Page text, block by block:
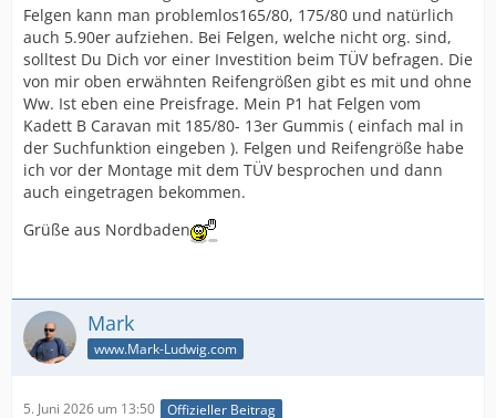
Felgen kann man problemlos165/80, 175/80 und natürlich
auch 5.90er aufziehen. Bei Felgen, welche nicht org. sind,
solltest Du Dich vor einer Investition beim TÜV befragen. Die
von mir oben erwähnten Reifengrößen gibt es mit und ohne
Ww. Ist eben eine Preisfrage. Mein P1 hat Felgen vom
Kadett B Caravan mit 185/80- 13er Gummis ( einfach mal in
der Suchfunktion eingeben ). Felgen und Reifengröße habe
ich vor der Montage mit dem TÜV besprochen und dann
auch eingetragen bekommen.
Grüße aus Nordbaden
Mark
www.Mark-Ludwig.com
5. Juni 2026 um 13:50 Offizieller Beitrag